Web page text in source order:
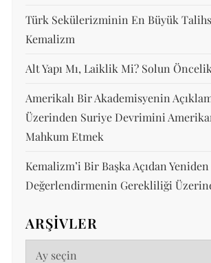
Türk Sekülerizminin En Büyük
Kemalizm
Alt Yapı Mı, Laiklik Mi? Solun
Amerikalı Bir Akademisyenin
Üzerinden Suriye Devrimini
Mahkum Etmek
Kemalizm’i Bir Başka Açıdan Yeniden
Değerlendirmenin Gerekliliği
ARŞIVLER